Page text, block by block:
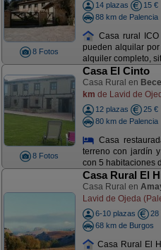
8 Fotos
14 plazas
15 €
88 km de Palencia
Casa rural
pueden alquilar
alquiler completo,
8 Fotos
Casa El Cinto
Casa Rural en
km de Lavid de
12 plazas
25 €
80 km de Palencia
Casa
terreno con jardín
con 5 habitaciones
Casa Rural El
Casa Rural en
Lavid de Ojeda
6-10 plazas
28
68 km de Burgos
Casa Rural El